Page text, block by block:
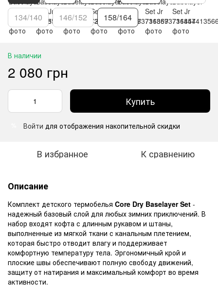
134/140 146/152 158/164
В наличии
2 080 грн
Купить
Войти для отображения накопительной скидки
В избранное К сравнению
Описание
Комплект детского термобелья Core Dry Baselayer Set -
надежный базовый слой для любых зимних приключений. В
набор входят кофта с длинным рукавом и штаны,
выполненные из мягкой ткани с канальным плетением,
которая быстро отводит влагу и поддерживает
комфортную температуру тела. Эргономичный крой и
плоские швы обеспечивают полную свободу движений,
защиту от натирания и максимальный комфорт во время
активности.